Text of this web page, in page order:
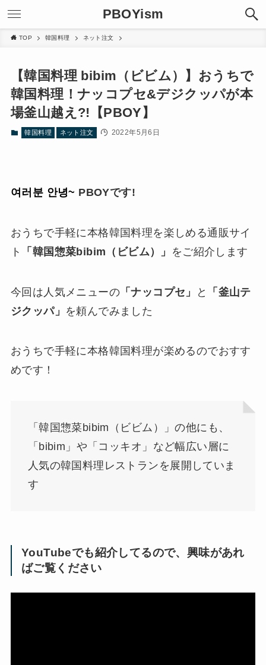
PBOYism
TOP 韓国料理 ネット注文
【韓国料理 bibim（ビビム）】おうちで
韓国料理！ナッコプセ&デジクッパが本
場釜山越え?!【PBOY】
韓国料理 ネット注文 2022年5月6日
여러분 안녕~ PBOYです!
おうちで手軽に本格韓国料理を楽しめる通販サイ
ト
「韓国惣菜bibim（ビビム）」 をご紹介します
今回は人気メニューの「ナッコプセ」 と
「釜山テ
ジクッパ」 を頼んでみました
おうちで手軽に本格韓国料理が楽めるのでおすす
めです！
「韓国惣菜bibim（ビビム）」の他にも、
「bibim」や「コッキオ」など幅広い層に
人気の韓国料理レストランを展開していま
す
YouTubeでも紹介してるので、興味があれ
ばご覧ください